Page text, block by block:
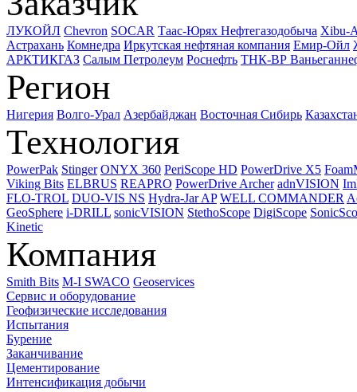
ЛУКОЙЛ Chevron SOCAR Таас-Юрях Нефтегазодобыча Xibu-
Астрахань Комнедра Иркутская нефтяная компания Емир-Ойл
АРКТИКГАЗ Салым Петролеум Роснефть ТНК-ВР
Регион
Нигерия Волго-Урал Азербайджан Восточная Сибирь
Технология
PowerPak Stinger ONYX 360 PeriScope HD PowerDrive X5
Viking Bits ELBRUS REAPRO PowerDrive Archer adnVISION
FLO-TROL DUO-VIS NS Hydra-Jar AP WELL COMMANDER
GeoSphere i-DRILL sonicVISION StethoScope DigiScope
Kinetic
Компания
Smith Bits M-I SWACO Geoservices
Сервис и оборудование
Геофизические исследования
Испытания
Бурение
Заканчивание
Цементирование
Интенсификация добычи